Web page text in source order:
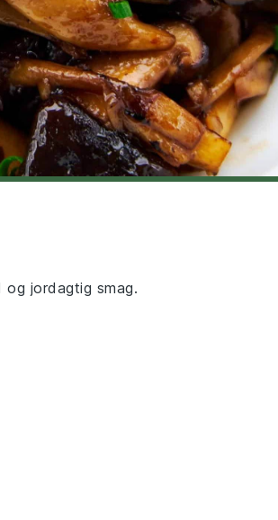
og jordagtig smag.